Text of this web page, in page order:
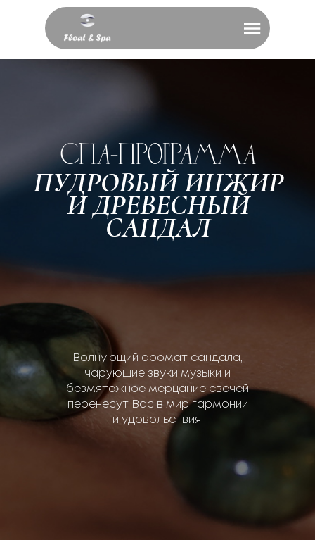
ПУДРОВЫЙ ИНЖИР
И ДРЕВЕСНЫЙ
САНДАЛ
сПА-ПРОГРАММА
Волнующий аромат сандала,
чарующие звуки музыки и
безмятежное мерцание свечей
перенесут Вас в мир гармонии
и удовольствия.